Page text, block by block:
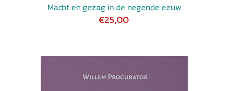
Macht en gezag in de negende eeuw
€25,00